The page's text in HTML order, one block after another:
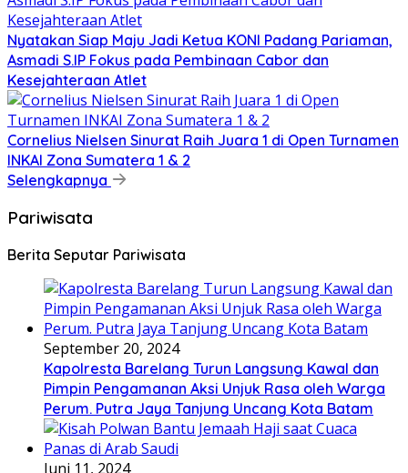
Nyatakan Siap Maju Jadi Ketua KONI Padang Pariaman,
Asmadi S.IP Fokus pada Pembinaan Cabor dan
Kesejahteraan Atlet
Cornelius Nielsen Sinurat Raih Juara 1 di Open Turnamen
INKAI Zona Sumatera 1 & 2
Selengkapnya
Pariwisata
Berita Seputar Pariwisata
September 20, 2024
Kapolresta Barelang Turun Langsung Kawal dan
Pimpin Pengamanan Aksi Unjuk Rasa oleh Warga
Perum. Putra Jaya Tanjung Uncang Kota Batam
Juni 11, 2024